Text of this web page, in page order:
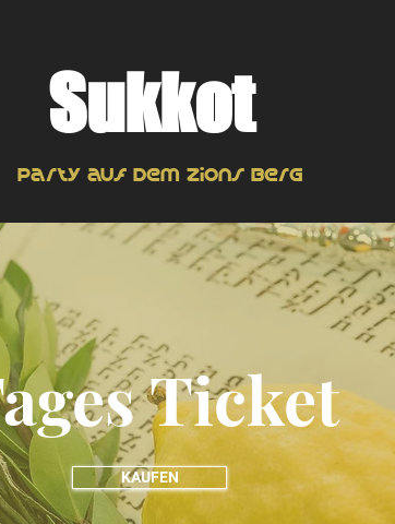
Sukkot
Party auf dem Zions Berg
Ticket
KAUFEN